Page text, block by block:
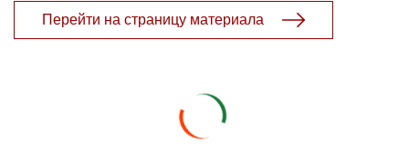
Перейти на страницу материала